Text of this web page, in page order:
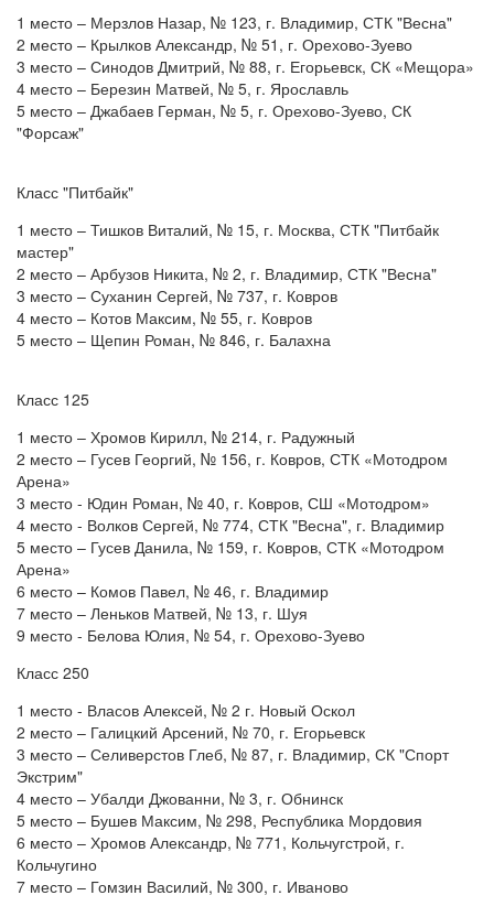
1 место – Мерзлов Назар, № 123, г. Владимир, СТК "Весна"
2 место – Крылков Александр, № 51, г. Орехово-Зуево
3 место – Синодов Дмитрий, № 88, г. Егорьевск, СК «Мещора»
4 место – Березин Матвей, № 5, г. Ярославль
5 место – Джабаев Герман, № 5, г. Орехово-Зуево, СК
"Форсаж"
Класс "Питбайк"
1 место – Тишков Виталий, № 15, г. Москва, СТК "Питбайк
мастер"
2 место – Арбузов Никита, № 2, г. Владимир, СТК "Весна"
3 место – Суханин Сергей, № 737, г. Ковров
4 место – Котов Максим, № 55, г. Ковров
5 место – Щепин Роман, № 846, г. Балахна
Класс 125
1 место – Хромов Кирилл, № 214, г. Радужный
2 место – Гусев Георгий, № 156, г. Ковров, СТК «Мотодром
Арена»
3 место - Юдин Роман, № 40, г. Ковров, СШ «Мотодром»
4 место - Волков Сергей, № 774, СТК "Весна", г. Владимир
5 место – Гусев Данила, № 159, г. Ковров, СТК «Мотодром
Арена»
6 место – Комов Павел, № 46, г. Владимир
7 место – Леньков Матвей, № 13, г. Шуя
9 место - Белова Юлия, № 54, г. Орехово-Зуево
Класс 250
1 место - Власов Алексей, № 2 г. Новый Оскол
2 место – Галицкий Арсений, № 70, г. Егорьевск
3 место – Селиверстов Глеб, № 87, г. Владимир, СК "Спорт
Экстрим"
4 место – Убалди Джованни, № 3, г. Обнинск
5 место – Бушев Максим, № 298, Республика Мордовия
6 место – Хромов Александр, № 771, Кольчугстрой, г.
Кольчугино
7 место – Гомзин Василий, № 300, г. Иваново